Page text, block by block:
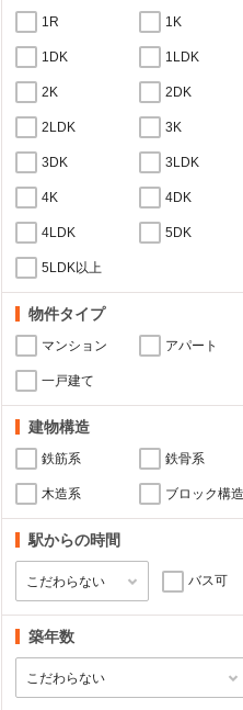
1R 1K
1DK 1LDK
2K 2DK
2LDK 3K
3DK 3LDK
4K 4DK
4LDK 5DK
5LDK以上
物件タイプ
マンション アパート
一戸建て
建物構造
鉄筋系 鉄骨系
木造系 ブロック構造
駅からの時間
バス可
築年数